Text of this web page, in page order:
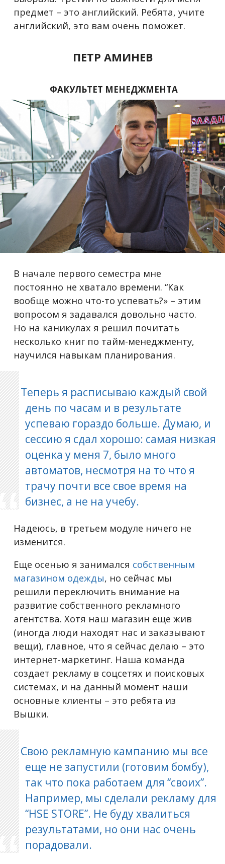
предмет – это английский. Ребята, учите
английский, это вам очень поможет.
ПЕТР АМИНЕВ
ФАКУЛЬТЕТ МЕНЕДЖМЕНТА
В начале первого семестра мне
постоянно не хватало времени. “Как
вообще можно что-то успевать?» – этим
вопросом я задавался довольно часто.
Но на каникулах я решил почитать
несколько книг по тайм-менеджменту,
научился навыкам планирования.
Теперь я расписываю каждый свой
день по часам и в результате
успеваю гораздо больше. Думаю, и
сессию я сдал хорошо: самая низкая
оценка у меня 7, было много
автоматов, несмотря на то что я
трачу почти все свое время на
бизнес, а не на учебу.
Надеюсь, в третьем модуле ничего не
изменится.
Еще осенью я занимался собственным
магазином одежды, но сейчас мы
решили переключить внимание на
развитие собственного рекламного
агентства. Хотя наш магазин еще жив
(иногда люди находят нас и заказывают
вещи), главное, что я сейчас делаю – это
интернет-маркетинг. Наша команда
создает рекламу в соцсетях и поисковых
системах, и на данный момент наши
основные клиенты – это ребята из
Вышки.
Свою рекламную кампанию мы все
еще не запустили (готовим бомбу),
так что пока работаем для “своих”.
Например, мы сделали рекламу для
“HSE STORE”. Не буду хвалиться
результатами, но они нас очень
порадовали.